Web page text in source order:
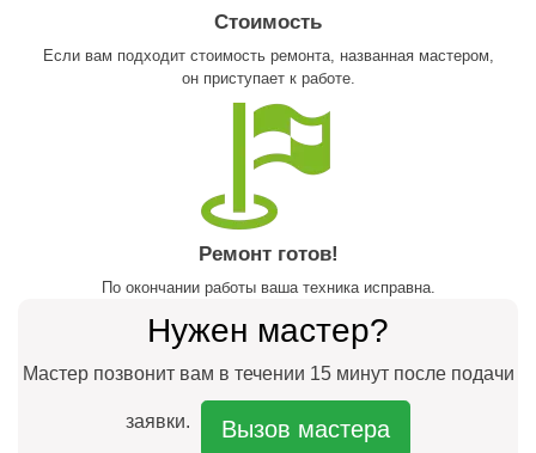
Стоимость
Если вам подходит стоимость ремонта, названная мастером,
он приступает к работе.
Ремонт готов!
По окончании работы ваша техника исправна.
Нужен мастер?
Мастер позвонит вам в течении 15 минут после подачи
заявки. Вызов мастера